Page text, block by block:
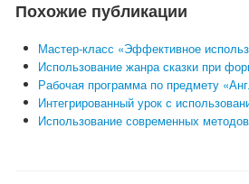
Похожие публикации
Мастер-класс «Эффективное
Использование жанра сказки при
Рабочая программа по предмету
Интегрированный урок с
Использование современных